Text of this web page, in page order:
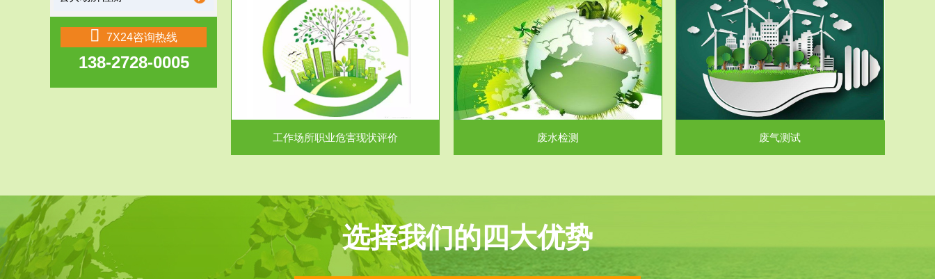
7X24咨询热线
138-2728-0005
服务范围
工作场所职业危害现状评价
工作场所职业危害现状评价
服务范围
废水检测
废水污水检测主要是对企业工厂在生产工艺过程
中排出的废水、污水...
废水检测
服务范围
废气测试
检测范围工业废气检测包括有机废气和无机废
气。有机废气主要包括...
废气测试
选择我们的四大优势